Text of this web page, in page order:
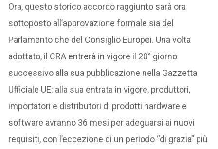
Ora, questo storico accordo raggiunto sarà ora
sottoposto all’approvazione formale sia del
Parlamento che del Consiglio Europei. Una volta
adottato, il CRA entrerà in vigore il 20° giorno
successivo alla sua pubblicazione nella Gazzetta
Ufficiale UE: alla sua entrata in vigore, produttori,
importatori e distributori di prodotti hardware e
software avranno 36 mesi per adeguarsi ai nuovi
requisiti, con l’eccezione di un periodo “di grazia” più